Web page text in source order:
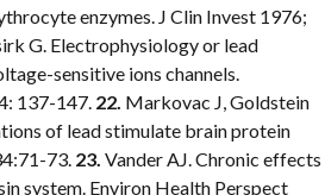
enzymes. J Clin Invest 1976;
G. Electrophysiology or lead
sensitive ions channels.
137-147. 22. Markovac J, Goldstein
of lead stimulate brain protein
73. 23. Vander AJ. Chronic effects
system. Environ Health Perspect